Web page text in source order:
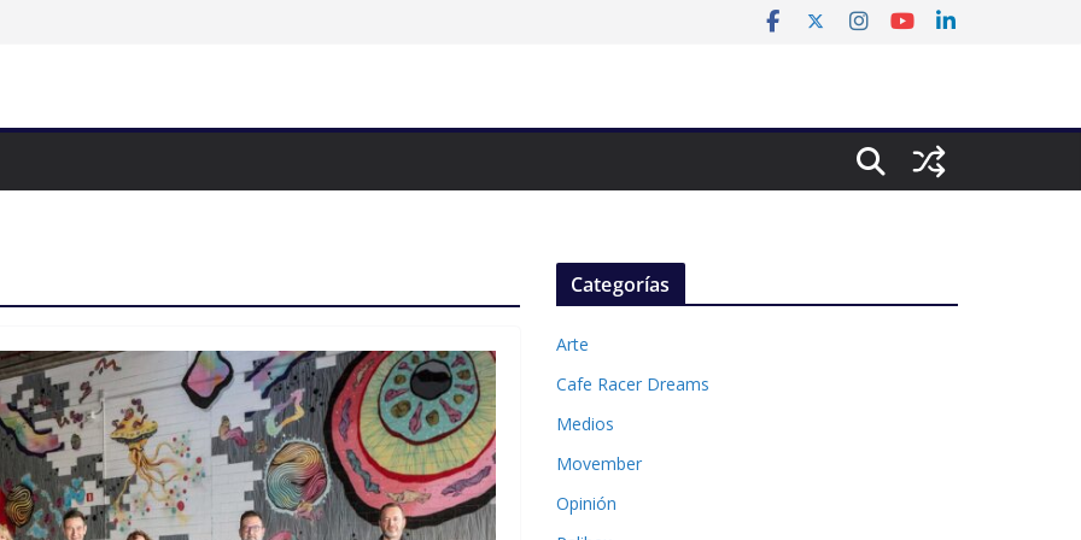
Categorías
Arte
Cafe Racer Dreams
Medios
Movember
Opinión